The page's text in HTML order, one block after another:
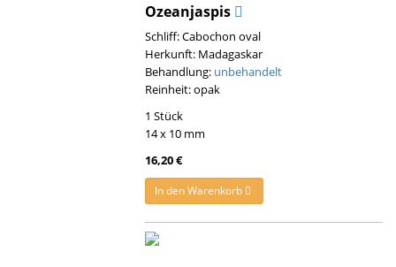
Ozeanjaspis
Schliff: Cabochon oval
Herkunft: Madagaskar
Behandlung: unbehandelt
Reinheit: opak
1 Stück
14 x 10 mm
16,20 €
In den Warenkorb